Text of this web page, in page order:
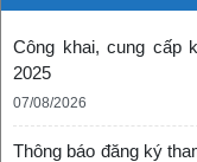
Công khai, cung cấp
2025
07/08/2026
Thông báo đăng ký